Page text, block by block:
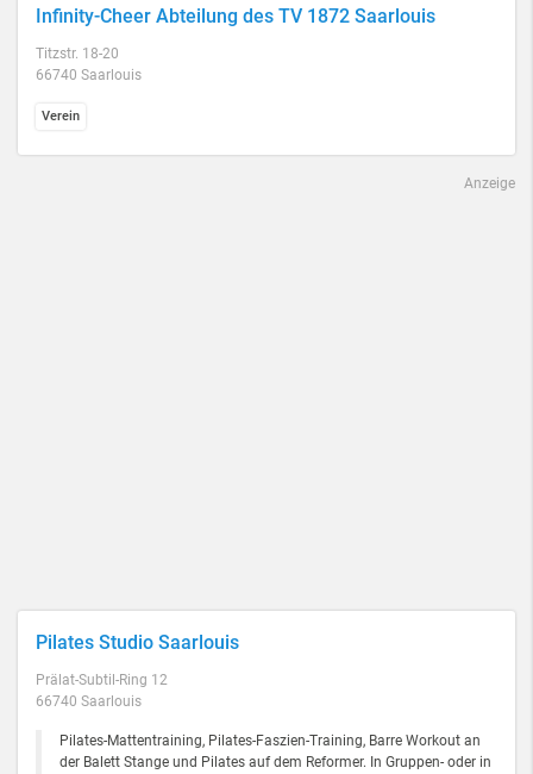
Infinity-Cheer Abteilung des TV 1872 Saarlouis
Titzstr. 18-20
66740 Saarlouis
Verein
Anzeige
Pilates Studio Saarlouis
Prälat-Subtil-Ring 12
66740 Saarlouis
Pilates-Mattentraining, Pilates-Faszien-Training, Barre Workout an
der Balett Stange und Pilates auf dem Reformer. In Gruppen- oder in